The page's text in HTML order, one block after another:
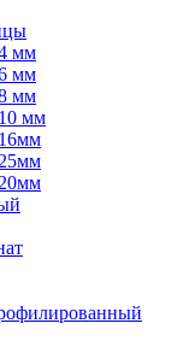
мм
мм
мм
мм